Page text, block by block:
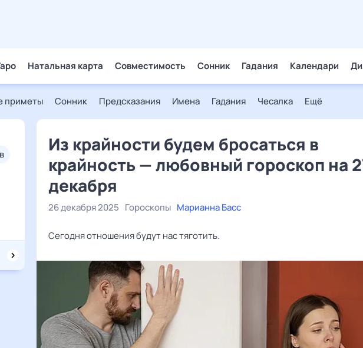
Натальная карта Совместимость Сонник Гадания Календари
приметы Сонник Предсказания Имена Гадания Чесалка Ещё
Из крайности будем бросаться в
крайность — любовный гороскоп на
декабря
26 декабря 2025 Гороскопы Марианна Басс
Сегодня отношения будут нас тяготить.